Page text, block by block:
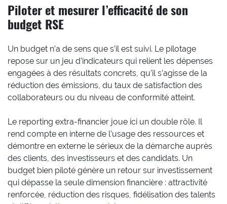
Piloter et mesurer l’efficacité de son
budget RSE
Un budget n’a de sens que s’il est suivi. Le pilotage
repose sur un jeu d’indicateurs qui relient les dépenses
engagées à des résultats concrets, qu’il s’agisse de la
réduction des émissions, du taux de satisfaction des
collaborateurs ou du niveau de conformité atteint.
Le reporting extra-financier joue ici un double rôle. Il
rend compte en interne de l’usage des ressources et
démontre en externe le sérieux de la démarche auprès
des clients, des investisseurs et des candidats. Un
budget bien piloté génère un retour sur investissement
qui dépasse la seule dimension financière : attractivité
renforcée, réduction des risques, fidélisation des talents